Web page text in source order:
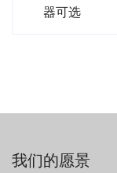
器可选
我们的愿景